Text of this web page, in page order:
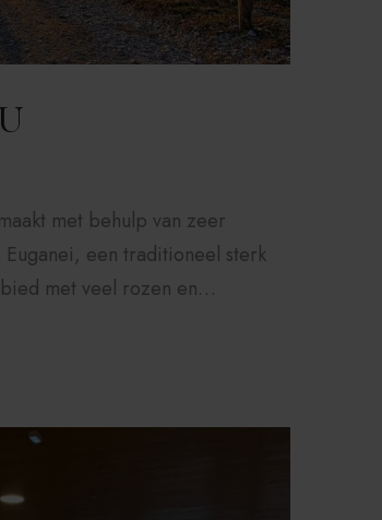
met behulp van zeer
Euganei, een traditioneel sterk
met veel rozen en…